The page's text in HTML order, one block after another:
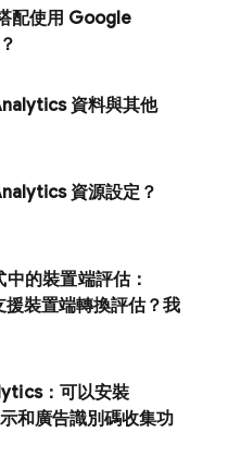
配使用 Google
資料與其他
資源設定？
的裝置端評估：
裝置端轉換評估？我
：可以安裝
和廣告識別碼收集功